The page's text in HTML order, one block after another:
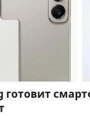
готовит